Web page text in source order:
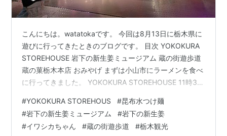
こんにちは。watatokaです。 今回は8月13日に栃木県に
遊びに行ってきたときのブログです。 目次 YOKOKURA
STOREHOUSE 岩下の新生姜ミュージアム 蔵の街遊歩道
蔵の菓栃木本店 おみやげ まずは小山市にラーメンを食べ
に行ってきました。 YOKOKURA STOREHOUSE 11時30
た。 すでにすごい行列です。 駐車場は広かったのです
が、駅から少し離れているため車で訪れる方が多く車を
止めることができずに諦めて帰る車もいました。 13時30
#YOKOKURA STOREHOUS #昆布水つけ麺
#岩下の新生姜ミュージアム #岩下の新生姜
#イワシカちゃん #蔵の街遊歩道 #栃木観光